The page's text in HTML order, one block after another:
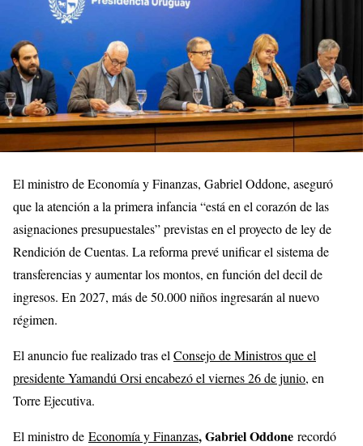
El ministro de Economía y Finanzas, Gabriel Oddone, aseguró
que la atención a la primera infancia “está en el corazón de las
asignaciones presupuestales” previstas en el proyecto de ley de
Rendición de Cuentas. La reforma prevé unificar el sistema de
transferencias y aumentar los montos, en función del decil de
ingresos. En 2027, más de 50.000 niños ingresarán al nuevo
régimen.
El anuncio fue realizado tras el Consejo de Ministros que el
presidente Yamandú Orsi encabezó el viernes 26 de junio, en
Torre Ejecutiva.
El ministro de Economía y Finanzas, Gabriel Oddone recordó